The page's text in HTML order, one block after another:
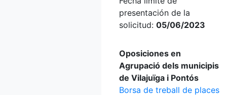
presentación de la
solicitud: 05/06/2023
Oposiciones en
Agrupació dels municipis
de Vilajuïga i Pontós
Borsa de treball de places